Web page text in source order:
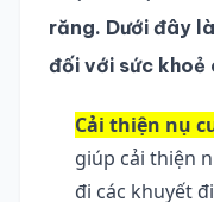
răng. Dưới đây
đối với sức khoẻ
Cải thiện nụ
giúp cải thiện
đi các khuyết